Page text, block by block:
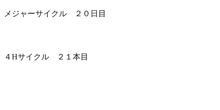
メジャーサイクル ２０日目
４Hサイクル ２１本目